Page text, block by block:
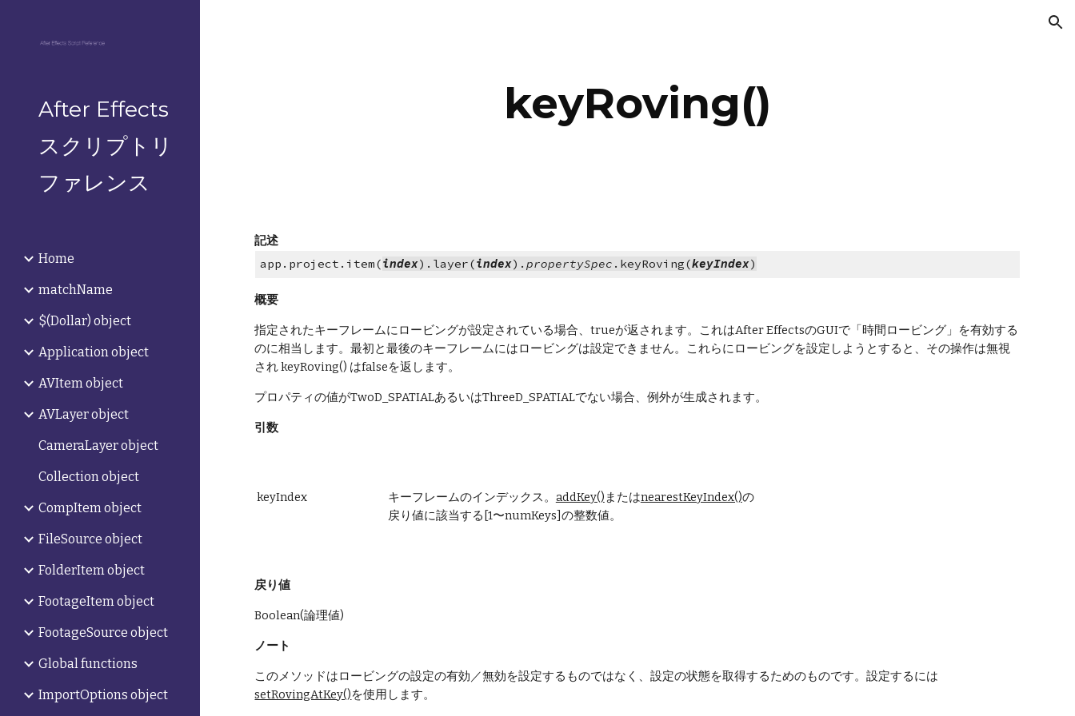
After Effects
スクリプトリ
ファレンス
Home
matchName
$(Dollar) object
Application object
AVItem object
AVLayer object
CameraLayer object
Collection object
CompItem object
FileSource object
FolderItem object
FootageItem object
FootageSource object
Global functions
ImportOptions object
keyRoving()
記述
app.project.item(index).layer(index). propertySpec .keyRoving(keyIndex)
概要
指定されたキーフレームにロービングが設定されている場合、trueが返されます。これはAfter EffectsのGUIで「時間ロービング」を有効する
のに相当します。最初と最後のキーフレームにはロービングは設定できません。これらにロービングを設定しようとすると、その操作は無視
され keyRoving() はfalseを返します。
プロパティの値がTwoD_SPATIALあるいはThreeD_SPATIALでない場合、例外が生成されます。
引数
keyIndex キーフレームのインデックス。 addKey() またはnearestKeyIndex()の
戻り値に該当する[1〜numKeys]の整数値。
戻り値
Boolean(論理値)
ノート
このメソッドはロービングの設定の有効／無効を設定するものではなく、設定の状態を取得するためのものです。設定するには
setRovingAtKey()を使用します。